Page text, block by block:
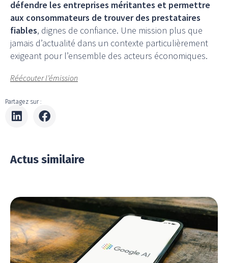
défendre les entreprises méritantes et permettre
aux consommateurs de trouver des prestataires
fiables, dignes de confiance. Une mission plus que
jamais d’actualité dans un contexte particulièrement
exigeant pour l’ensemble des acteurs économiques.
Réécouter l’émission
Partagez sur :
Actus similaire